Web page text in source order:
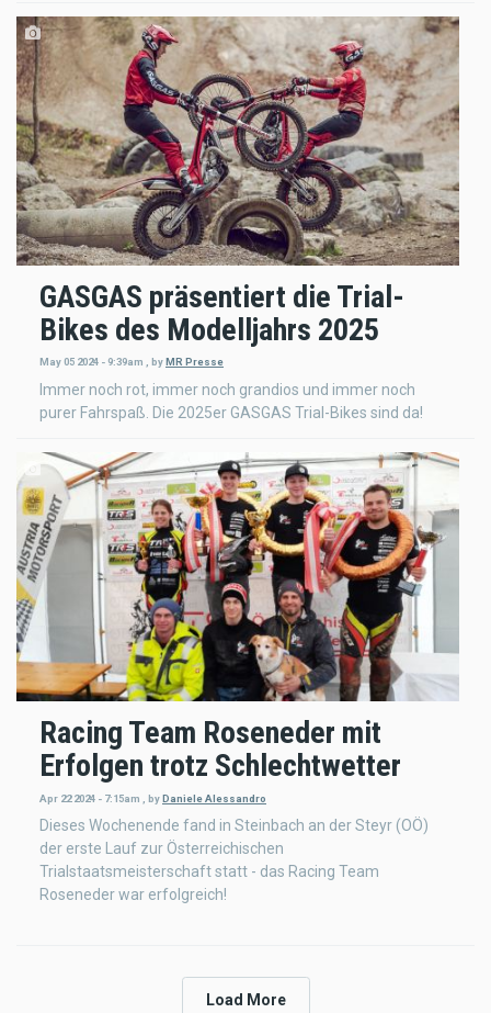
GASGAS präsentiert die Trial-
Bikes des Modelljahrs 2025
May 05 2024 - 9:39am , by MR Presse
Immer noch rot, immer noch grandios und immer noch
purer Fahrspaß. Die 2025er GASGAS Trial-Bikes sind da!
Racing Team Roseneder mit
Erfolgen trotz Schlechtwetter
Apr 22 2024 - 7:15am byDaniele Alessandro
Dieses Wochenende fand in Steinbach an der Steyr (OÖ)
der erste Lauf zur Österreichischen
Trialstaatsmeisterschaft statt - das Racing Team
Roseneder war erfolgreich!
Load More